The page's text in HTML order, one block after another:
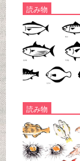
読み物
読み物